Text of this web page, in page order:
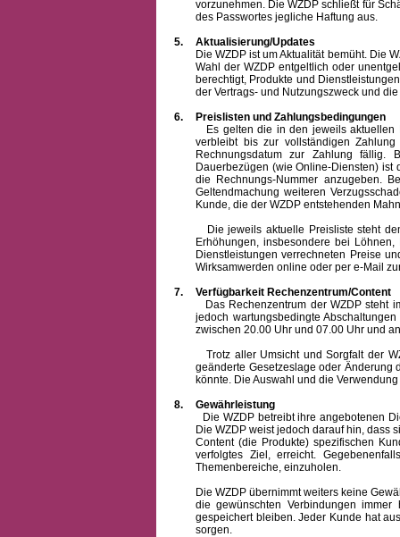
vorzunehmen. Die WZDP schließt für
des Passwortes jegliche Haftung aus.
5.
Aktualisierung/Updates
Die WZDP ist um Aktualität bemüht. Die
Wahl der WZDP entgeltlich oder
berechtigt, Produkte und
der Vertrags- und Nutzungszweck und
6.
Preislisten und Zahlungsbedingungen
Es gelten die in den jeweils aktuellen
verbleibt bis zur vollständigen
Rechnungsdatum zur Zahlung fällig.
Dauerbezügen (wie Online-Diensten)
die Rechnungs-Nummer anzugeben.
Geltendmachung weiteren
Kunde, die der WZDP entstehenden
Die jeweils aktuelle Preisliste steht dem
Erhöhungen, insbesondere bei
Dienstleistungen verrechneten Preise
Wirksamwerden online oder per e-Mail
7.
Verfügbarkeit Rechenzentrum/Content
Das Rechenzentrum der WZDP steht im
jedoch wartungsbedingte
zwischen 20.00 Uhr und 07.00 Uhr und
Trotz aller Umsicht und Sorgfalt der
geänderte Gesetzeslage oder Änderung
könnte. Die Auswahl und die
8.
Gewährleistung
Die WZDP betreibt ihre angebotenen
Die WZDP weist jedoch darauf hin, dass
Content (die Produkte) spezifischen
verfolgtes Ziel, erreicht.
Themenbereiche, einzuholen.
Die WZDP übernimmt weiters keine
die gewünschten Verbindungen
gespeichert bleiben. Jeder Kunde hat
sorgen.